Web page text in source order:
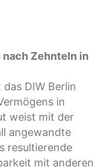
Zehnteln in
DIW Berlin
in
weist mit der
angewandte
resultierende
mit anderen